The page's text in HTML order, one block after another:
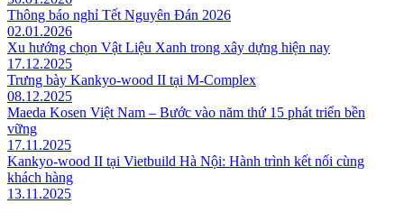
Thông báo nghỉ Tết Nguyên Đán 2026
02.01.2026
Xu hướng chọn Vật Liệu Xanh trong xây dựng hiện nay
17.12.2025
Trưng bày Kankyo-wood II tại M-Complex
08.12.2025
Maeda Kosen Việt Nam – Bước vào năm thứ 15 phát triển bền
vững
17.11.2025
Kankyo-wood II tại Vietbuild Hà Nội: Hành trình kết nối cùng
khách hàng
13.11.2025